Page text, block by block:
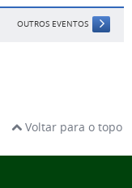
OUTROS EVENTOS
Voltar para o topo